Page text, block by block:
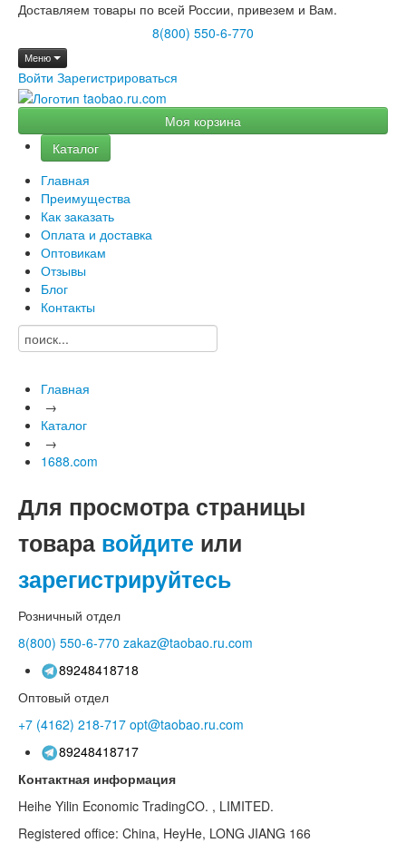
Доставляем товары по всей России, привезем и Вам.
8(800) 550-6-770
Меню
Войти Зарегистрироваться
Моя корзина
Каталог
Главная
Преимущества
Как заказать
Оплата и доставка
Оптовикам
Отзывы
Блог
Контакты
Главная
→
Каталог
→
1688.com
Для просмотра страницы
товара войдите или
зарегистрируйтесь
Розничный отдел
8(800) 550-6-770 zakaz@taobao.ru.com
89248418718
Оптовый отдел
+7 (4162) 218-717 opt@taobao.ru.com
89248418717
Контактная информация
Heihe Yilin Economic TradingCO. , LIMITED.
Registered office: China, HeyHe, LONG JIANG 166